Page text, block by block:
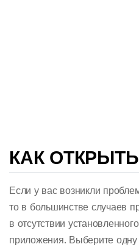
КАК
Если у вас возникли
то в большинстве случаев
в отсутствии
приложения. Выберите одну